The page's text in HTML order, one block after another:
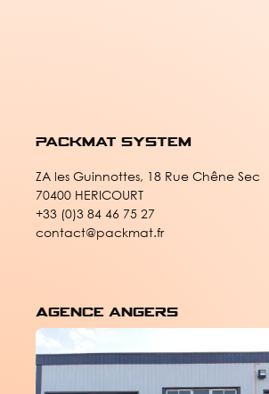
Packmat system
ZA les Guinnottes, 18 Rue Chêne Sec
70400 HERICOURT
+33 (0)3 84 46 75 27
contact@packmat.fr
Agence angers